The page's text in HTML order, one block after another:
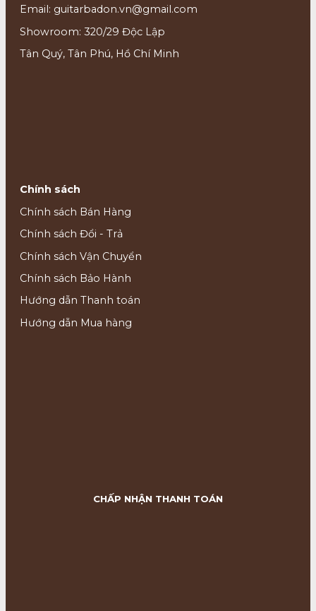
Email: guitarbadon.vn@gmail.com
Showroom: 320/29 Độc Lập
Tân Quý, Tân Phú, Hồ Chí Minh
Chính sách
Chính sách Bán Hàng
Chính sách Đổi - Trả
Chính sách Vận Chuyển
Chính sách Bảo Hành
Hướng dẫn Thanh toán
Hướng dẫn Mua hàng
CHẤP NHẬN THANH TOÁN